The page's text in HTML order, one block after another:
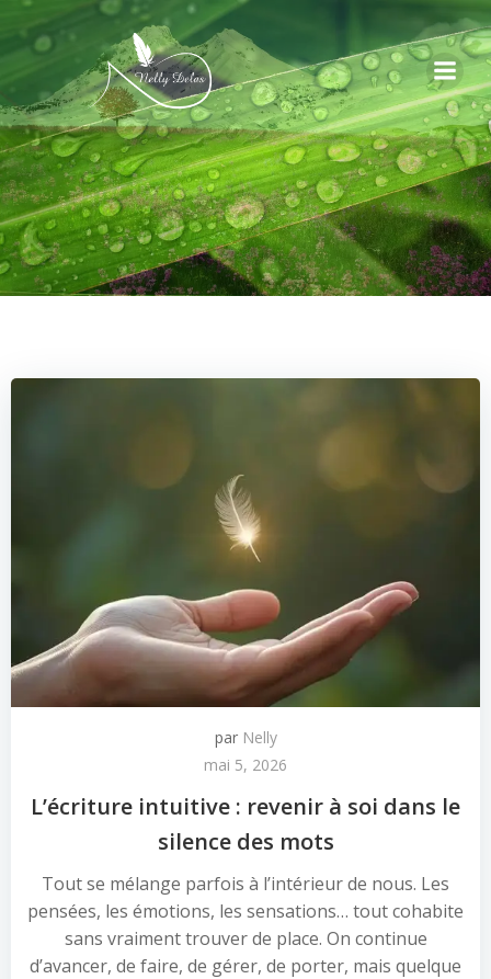
par Nelly
mai 5, 2026
L’écriture intuitive : revenir à soi dans le
silence des mots
Tout se mélange parfois à l’intérieur de nous. Les
pensées, les émotions, les sensations… tout cohabite
sans vraiment trouver de place. On continue
d’avancer, de faire, de gérer, de porter, mais quelque